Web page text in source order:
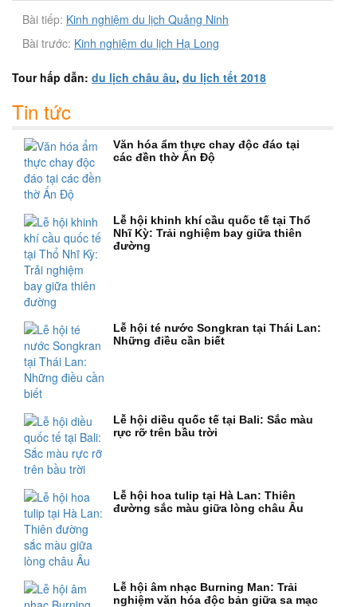
Bài tiếp: Kinh nghiệm du lịch Quảng Ninh
Bài trước: Kinh nghiệm du lịch Hạ Long
Tour hấp dẫn: du lịch châu âu, du lịch tết 2018
Tin tức
Văn hóa ẩm thực chay độc đáo tại
các đền thờ Ấn Độ
Lễ hội khinh khí cầu quốc tế tại Thổ
Nhĩ Kỳ: Trải nghiệm bay giữa thiên
đường
Lễ hội té nước Songkran tại Thái Lan:
Những điều cần biết
Lễ hội diều quốc tế tại Bali: Sắc màu
rực rỡ trên bầu trời
Lễ hội hoa tulip tại Hà Lan: Thiên
đường sắc màu giữa lòng châu Âu
Lễ hội âm nhạc Burning Man: Trải
nghiệm văn hóa độc bản giữa sa mạc